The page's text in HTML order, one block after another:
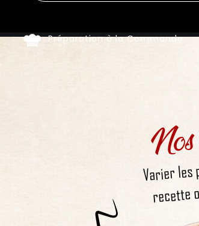
Préparation à la Commande
Varier les
recette